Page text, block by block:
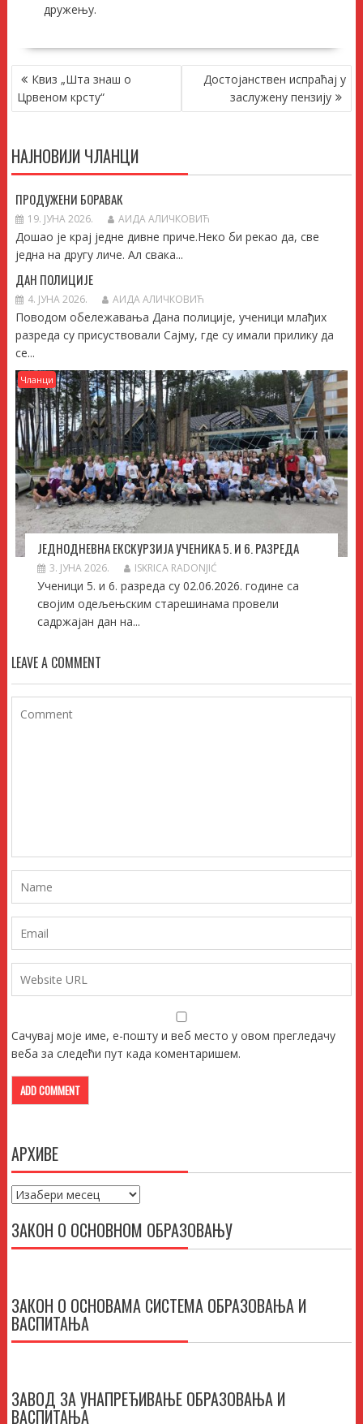
дружењу.
КРЕТАЊЕ
ЧЛАНКА
Квиз „Шта знаш о
Црвеном крсту“
Достојанствен испраћај у
заслужену пензију
НАЈНОВИЈИ ЧЛАНЦИ
ПРОДУЖЕНИ БОРАВАК
19. ЈУНА 2026. АИДА АЛИЧКОВИЋ
Дошао је крај једне дивне приче.Неко би рекао да, све
једна на другу личе. Ал свака...
ДАН ПОЛИЦИЈЕ
4. ЈУНА 2026. АИДА АЛИЧКОВИЋ
Поводом обележавања Дана полиције, ученици млађих
разреда су присуствовали Сајму, где су имали прилику да
се...
Чланци
ЈЕДНОДНЕВНА ЕКСКУРЗИЈА УЧЕНИКА 5. И 6. РАЗРЕДА
3. ЈУНА 2026. ISKRICA RADONJIĆ
Ученици 5. и 6. разреда су 02.06.2026. године са
својим одељењским старешинама провели
садржајан дан на...
LEAVE A COMMENT
Сачувај моје име, е-пошту и веб место у овом прегледачу
веба за следећи пут када коментаришем.
АРХИВЕ
Архиве
ЗАКОН О ОСНОВНОМ ОБРАЗОВАЊУ
ЗАКОН О ОСНОВАМА СИСТЕМА ОБРАЗОВАЊА И
ВАСПИТАЊА
ЗАВОД ЗА УНАПРЕЂИВАЊЕ ОБРАЗОВАЊА И
ВАСПИТАЊА